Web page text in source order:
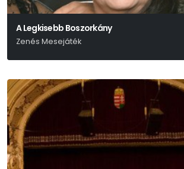
A Legkisebb Boszorkány
Zenés Mesejáték